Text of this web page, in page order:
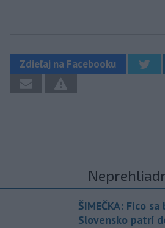
Zdieľaj na Facebooku
ŠIMEČKA: Fico
Slovensko patrí